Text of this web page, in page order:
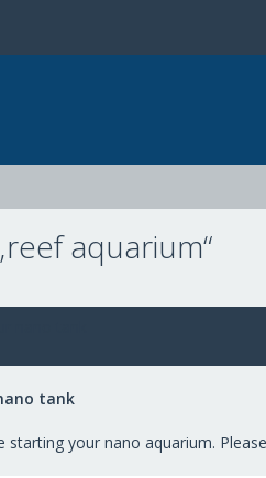
aquarium“
tank
your nano aquarium.